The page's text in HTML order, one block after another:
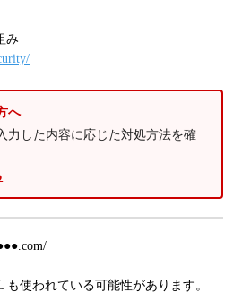
み
へ
力した内容に応じた対処方法を確
も使われている可能性があります。